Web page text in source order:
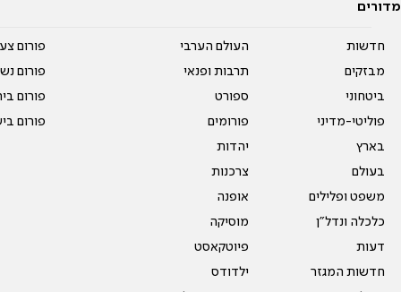
מדורים
חדשות
מבזקים
ביטחוני
פוליטי-מדיני
בארץ
בעולם
משפט ופלילים
כלכלה ונדל"ן
דעות
חדשות המגזר
העולם הערבי
תרבות ופנאי
ספורט
פורומים
יהדות
צרכנות
אופנה
מוסיקה
פיוטקאסט
ילדודס
פורום
פורום
פורום
פורום